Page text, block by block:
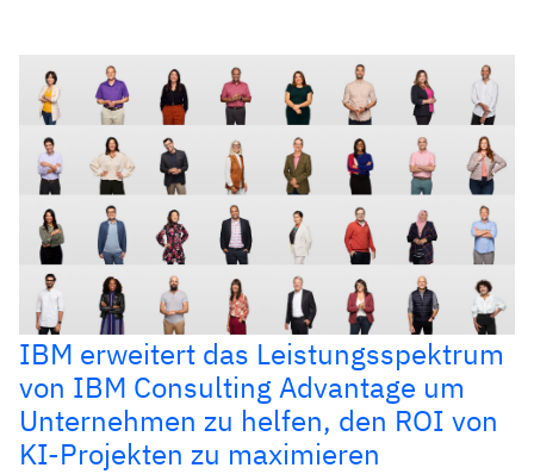
IBM erweitert das Leistungsspektrum
von IBM Consulting Advantage um
Unternehmen zu helfen, den ROI von
KI-Projekten zu maximieren